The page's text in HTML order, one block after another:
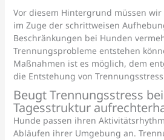
Vor diesem Hintergrund müssen
im Zuge der schrittweisen
Beschränkungen bei Hunden
Trennungsprobleme entstehen
Maßnahmen ist es möglich, dem
die Entstehung von
Beugt Trennungsstress
Tagesstruktur
Hunde passen ihren
Abläufen ihrer Umgebung an.